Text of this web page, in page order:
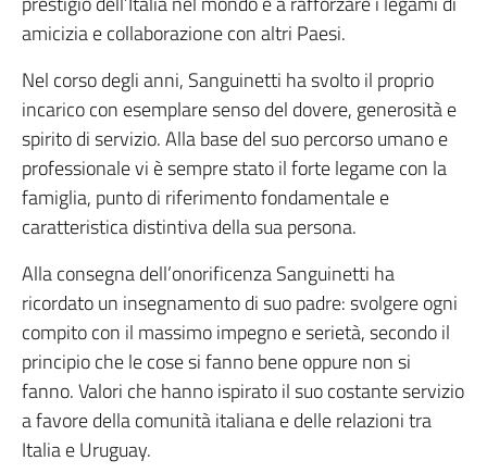
amicizia e collaborazione con altri Paesi.
Nel corso degli anni, Sanguinetti ha svolto il proprio
incarico con esemplare senso del dovere, generosità e
spirito di servizio. Alla base del suo percorso umano e
professionale vi è sempre stato il forte legame con la
famiglia, punto di riferimento fondamentale e
caratteristica distintiva della sua persona.
Alla consegna dell’onorificenza Sanguinetti ha
ricordato un insegnamento di suo padre: svolgere ogni
compito con il massimo impegno e serietà, secondo il
principio che le cose si fanno bene oppure non si
fanno. Valori che hanno ispirato il suo costante servizio
a favore della comunità italiana e delle relazioni tra
Italia e Uruguay.